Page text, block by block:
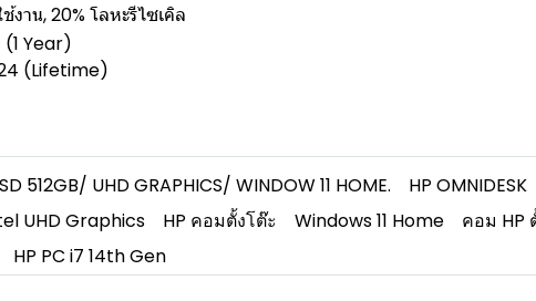
งาน, 20% โลหะรีไซเคิล
Year)
(Lifetime)
512GB/ UHD GRAPHICS/ WINDOW 11 HOME. HP OMNIDESK
UHD Graphics HP คอมตั้งโต๊ะ Windows 11 Home คอม HP
HP PC i7 14th Gen